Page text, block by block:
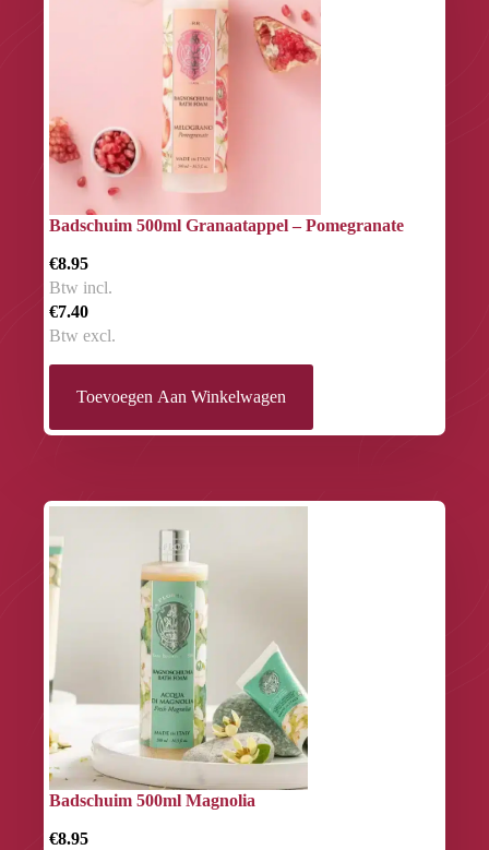
Badschuim 500ml Granaatappel – Pomegranate
€8.95
Btw incl.
€7.40
Btw excl.
Toevoegen Aan Winkelwagen
Badschuim 500ml Magnolia
€8.95